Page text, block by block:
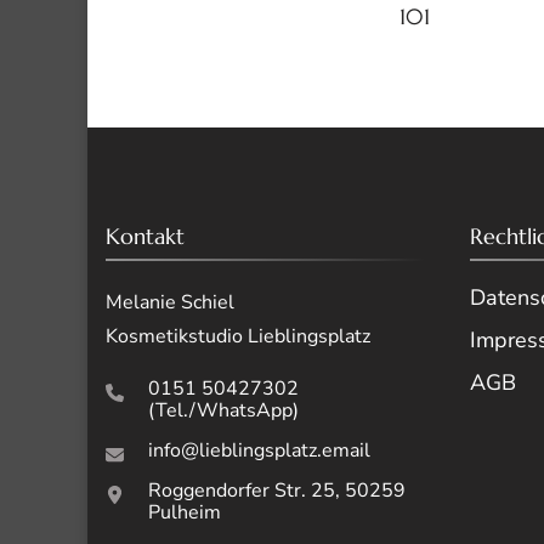
101
Kontakt
Melanie Schiel
Kosmetikstudio Lieblingsplatz
0151 50427302
(Tel./WhatsApp)
info@lieblingsplatz.email
Roggendorfer Str. 25, 50259
Pulheim
AGB